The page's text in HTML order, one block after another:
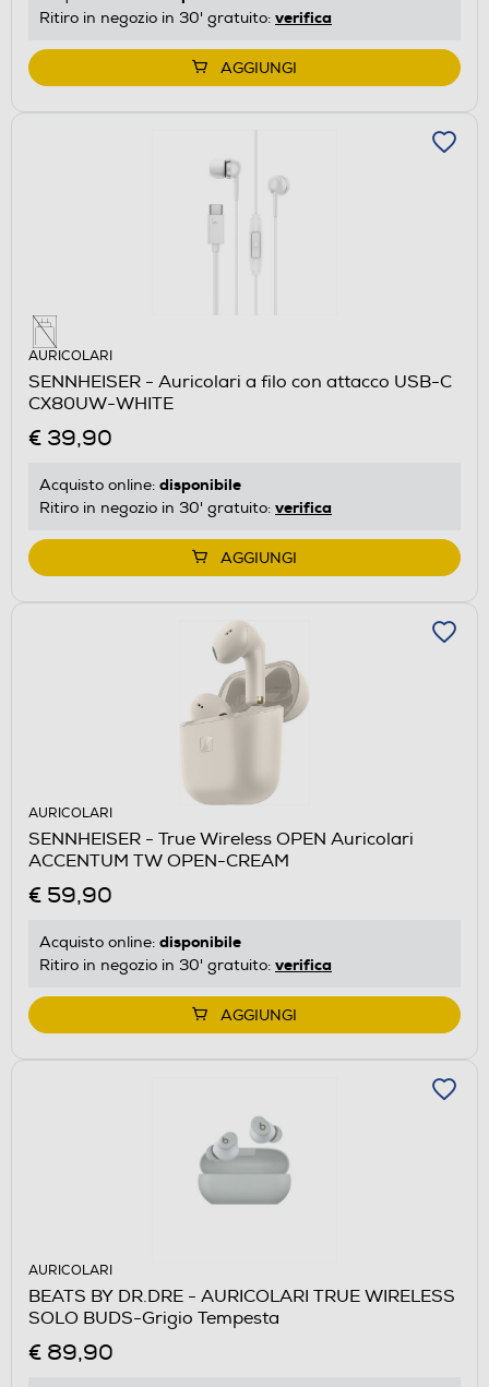
Ritiro in negozio in 30' gratuito: verifica
AGGIUNGI
AURICOLARI
SENNHEISER - Auricolari a filo con attacco USB-C
CX80UW-WHITE
€ 39,90
Acquisto online: disponibile
Ritiro in negozio in 30' gratuito: verifica
AGGIUNGI
AURICOLARI
SENNHEISER - True Wireless OPEN Auricolari
ACCENTUM TW OPEN-CREAM
€ 59,90
Acquisto online: disponibile
Ritiro in negozio in 30' gratuito: verifica
AGGIUNGI
AURICOLARI
BEATS BY DR.DRE - AURICOLARI TRUE WIRELESS
SOLO BUDS-Grigio Tempesta
€ 89,90